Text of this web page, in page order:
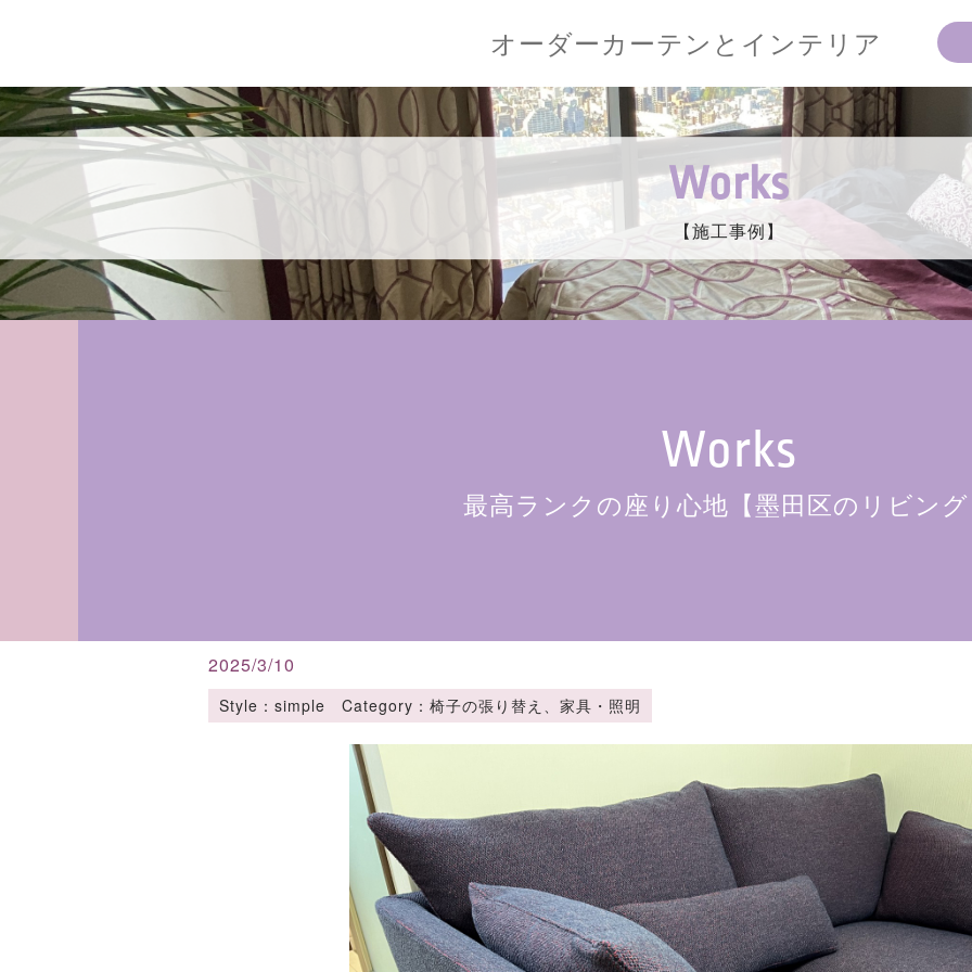
オーダーカーテンとインテリア
Works
【施工事例】
Works
最高ランクの座り心地【墨田区のリビン
2025/3/10
Style：simple Category：椅子の張り替え、家具・照明